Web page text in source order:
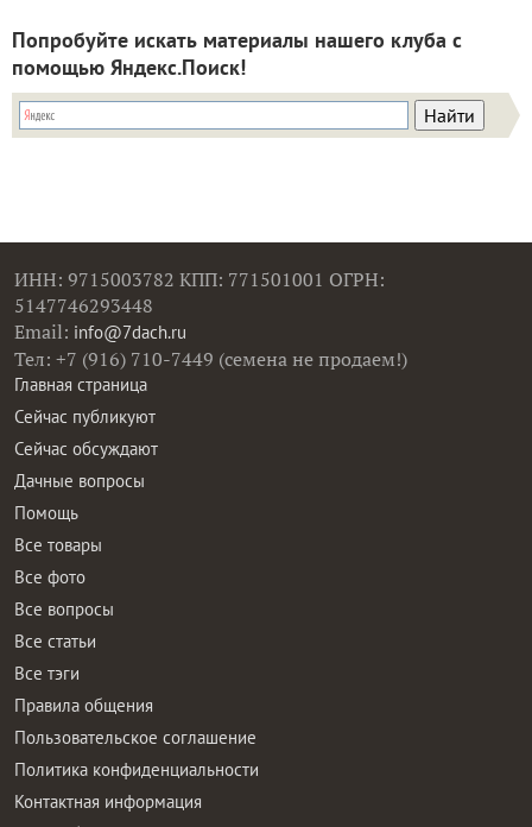
Попробуйте искать материалы нашего клуба с
помощью Яндекс.Поиск!
ИНН: 9715003782 КПП: 771501001 ОГРН:
5147746293448
Email: info@7dach.ru
Тел: +7 (916) 710-7449 (семена не продаем!)
Главная страница
Сейчас публикуют
Сейчас обсуждают
Дачные вопросы
Помощь
Все товары
Все фото
Все вопросы
Все статьи
Все тэги
Правила общения
Пользовательское соглашение
Политика конфиденциальности
Контактная информация